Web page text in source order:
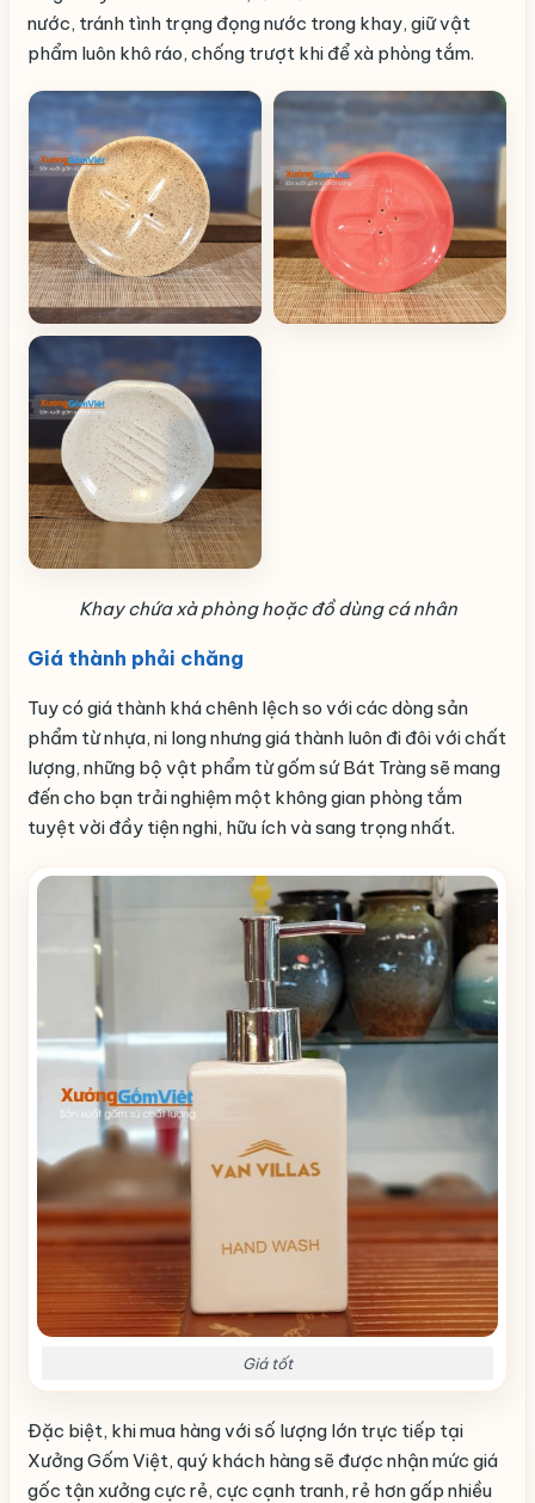
nước, tránh tình trạng đọng nước trong khay, giữ vật
phẩm luôn khô ráo, chống trượt khi để xà phòng tắm.
Khay chứa xà phòng hoặc đồ dùng cá nhân
Giá thành phải chăng
Tuy có giá thành khá chênh lệch so với các dòng sản
phẩm từ nhựa, ni long nhưng giá thành luôn đi đôi với chất
lượng, những bộ vật phẩm từ gốm sứ Bát Tràng sẽ mang
đến cho bạn trải nghiệm một không gian phòng tắm
tuyệt vời đầy tiện nghi, hữu ích và sang trọng nhất.
Giá tốt
Đặc biệt, khi mua hàng với số lượng lớn trực tiếp tại
Xưởng Gốm Việt, quý khách hàng sẽ được nhận mức giá
gốc tận xưởng cực rẻ, cực cạnh tranh, rẻ hơn gấp nhiều